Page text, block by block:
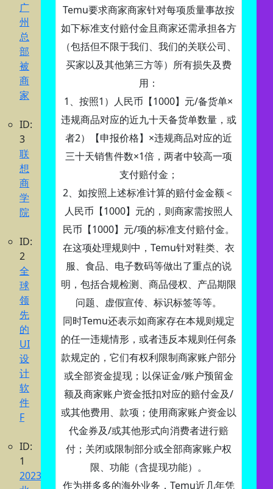
广
州
总
部
被
商
家
ID:
3
联
想
商
学
院
ID:
2
全
球
领
先
的
UI
设
计
软
件
F
ID:
1
2023
Temu要求商家商家针对每项质量事故按
如下标准支付赔付金且商家还需承担各方
（包括但不限于我们、我们的关联公司、
买家以及其他第三方等）所有损失及费
用：
1、按照1）人民币【1000】元/备货单×
违规商品对应的近九十天备货单数量，或
者2）【申报价格】×违规商品对应的近
三十天销售件数×1倍，两者中较高一项
支付赔付金；
2、如按照上述标准计算的赔付金金额＜
人民币【1000】元的，则商家需按照人
民币【1000】元/项的标准支付赔付金。
在这项处理规则中，Temu针对鞋类、衣
服、食品、电子数码等做出了重点的说
明，包括合规检测、商品侵权、产品期限
问题、虚假宣传、标识标签等等。
同时Temu还表示如商家存在本规则规定
的任一违规情形，或者违反本规则任何条
款规定的，它们有权利限制商家账户部分
或全部资金提现；以保证金/账户预留金
额及商家账户资金抵扣对应的赔付金及/
或其他费用、款项；使用商家账户资金以
代金券及/或其他形式向消费者进行赔
付；关闭或限制部分或全部商家账户权
限、功能（含提现功能）。
作为拼多多的海外业务，Temu近几年凭